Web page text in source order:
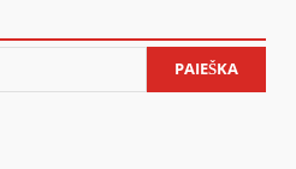
PAIEŠKA